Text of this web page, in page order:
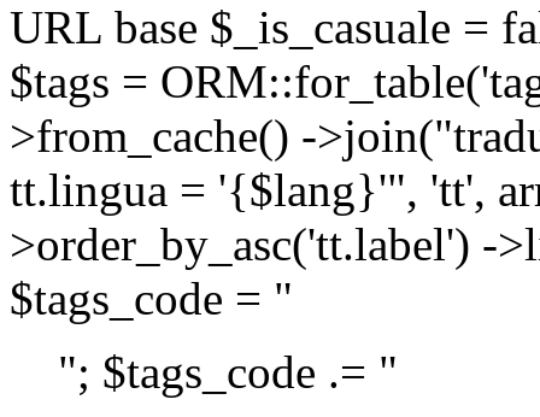
URL base $_is_casuale =
$tags =
>from_cache() -
tt.lingua = '{$lang}'", 'tt',
>order_by_asc('tt.label') -
$tags_code = "
"; $tags_code .= "